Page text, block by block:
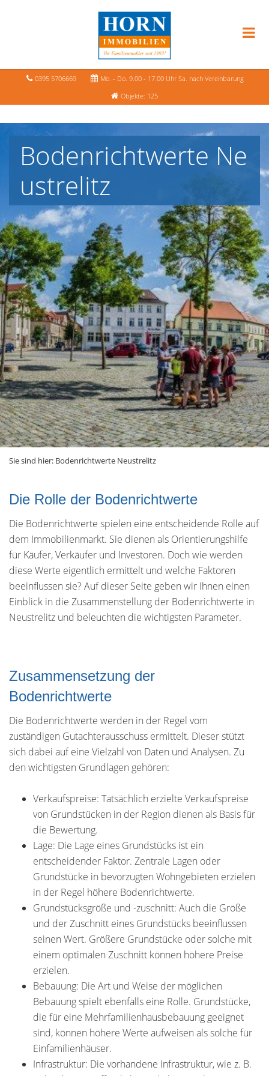
0395 5706669
Mo. - Do. 9.00 - 17.00 Uhr Sa. nach Vereinbarung
Objekte: 125
Bodenrichtwerte Ne
ustrelitz
Sie sind hier: Bodenrichtwerte Neustrelitz
Die Rolle der Bodenrichtwerte
Die Bodenrichtwerte spielen eine entscheidende Rolle auf
dem Immobilienmarkt. Sie dienen als Orientierungshilfe
für Käufer, Verkäufer und Investoren. Doch wie werden
diese Werte eigentlich ermittelt und welche Faktoren
beeinflussen sie? Auf dieser Seite geben wir Ihnen einen
Einblick in die Zusammenstellung der Bodenrichtwerte in
Neustrelitz und beleuchten die wichtigsten Parameter.
Zusammensetzung der
Bodenrichtwerte
Die Bodenrichtwerte werden in der Regel vom
zuständigen Gutachterausschuss ermittelt. Dieser stützt
sich dabei auf eine Vielzahl von Daten und Analysen. Zu
den wichtigsten Grundlagen gehören:
Verkaufspreise: Tatsächlich erzielte Verkaufspreise
von Grundstücken in der Region dienen als Basis für
die Bewertung.
Lage: Die Lage eines Grundstücks ist ein
entscheidender Faktor. Zentrale Lagen oder
Grundstücke in bevorzugten Wohngebieten erzielen
in der Regel höhere Bodenrichtwerte.
Grundstücksgröße und -zuschnitt: Auch die Größe
und der Zuschnitt eines Grundstücks beeinflussen
seinen Wert. Größere Grundstücke oder solche mit
einem optimalen Zuschnitt können höhere Preise
erzielen.
Bebauung: Die Art und Weise der möglichen
Bebauung spielt ebenfalls eine Rolle. Grundstücke,
die für eine Mehrfamilienhausbebauung geeignet
sind, können höhere Werte aufweisen als solche für
Einfamilienhäuser.
Infrastruktur: Die vorhandene Infrastruktur, wie z. B.